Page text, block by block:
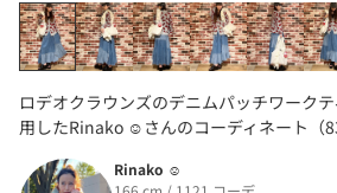
ロデオクラウンズのデニムパッチワーク
用したRinako ☺︎さんのコーディネート（
Rinako ☺︎